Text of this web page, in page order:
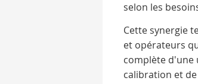
selon les
Cette synergie
et opérateurs
complète d'une
calibration et